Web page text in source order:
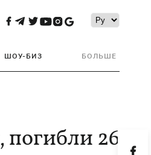
ШОУ-БИЗ БОЛЬШЕ
погибли 26